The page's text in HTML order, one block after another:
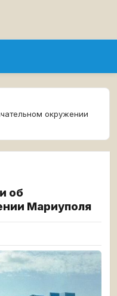
окружении
об
Мариуполя